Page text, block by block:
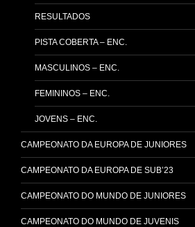
RESULTADOS
PISTA COBERTA – ENC.
MASCULINOS – ENC.
FEMININOS – ENC.
JOVENS – ENC.
CAMPEONATO DA EUROPA DE JUNIORES
CAMPEONATO DA EUROPA DE SUB’23
CAMPEONATO DO MUNDO DE JUNIORES
CAMPEONATO DO MUNDO DE JUVENIS